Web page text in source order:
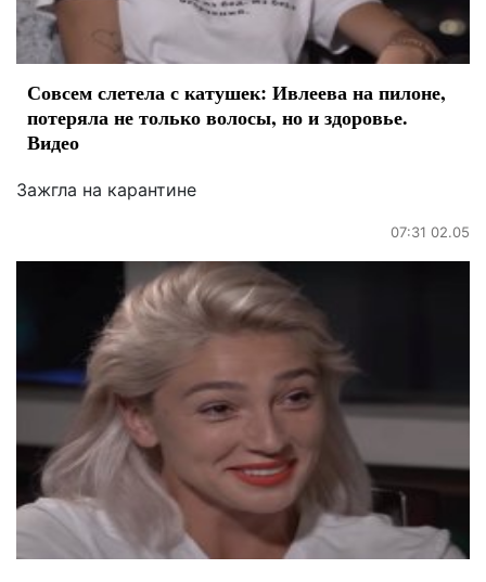
Совсем слетела с катушек: Ивлеева на пилоне,
потеряла не только волосы, но и здоровье.
Видео
Зажгла на карантине
07:31 02.05